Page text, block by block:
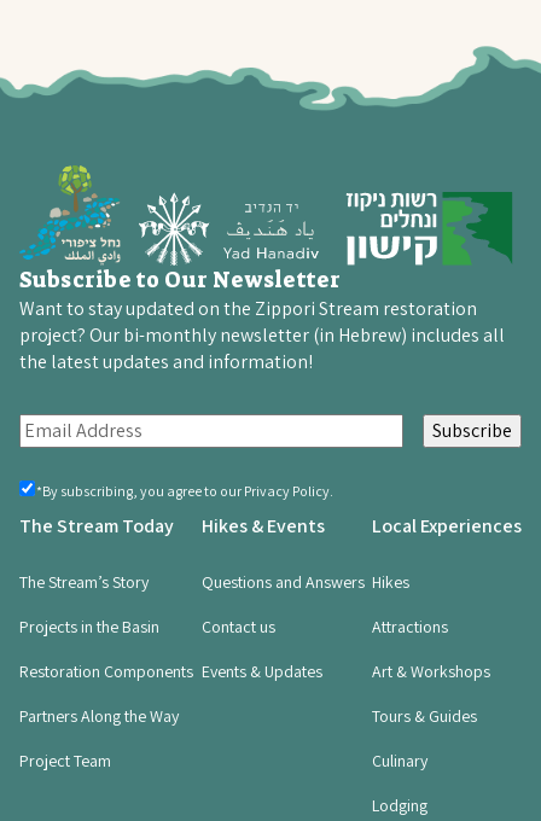
Subscribe to Our Newsletter
Want to stay updated on the Zippori Stream restoration
project? Our bi-monthly newsletter (in Hebrew) includes all
the latest updates and information!
E
m
a
i
(
e
i
e
By
you
*By subscribing, you agree to our Privacy Policy.
The Stream Today
The Stream’s Story
Projects in the Basin
Restoration Components
Partners Along the Way
Project Team
Hikes & Events
Questions and Answers
Contact us
Events & Updates
Local Experiences
Hikes
Attractions
Art & Workshops
Tours & Guides
Culinary
Lodging